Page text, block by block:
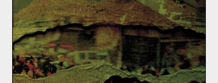
ACTUALITÉS ASIE ET OCÉANIE CHINE EAU
ENVIRONNEMENT
GÉOÉCONOMIE
MONDIALISATION ET ENJEUX